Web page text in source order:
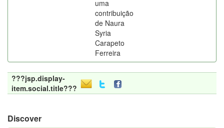
uma
contribuição
de Naura
Syria
Carapeto
Ferreira
???jsp.display-
item.social.title???
Discover